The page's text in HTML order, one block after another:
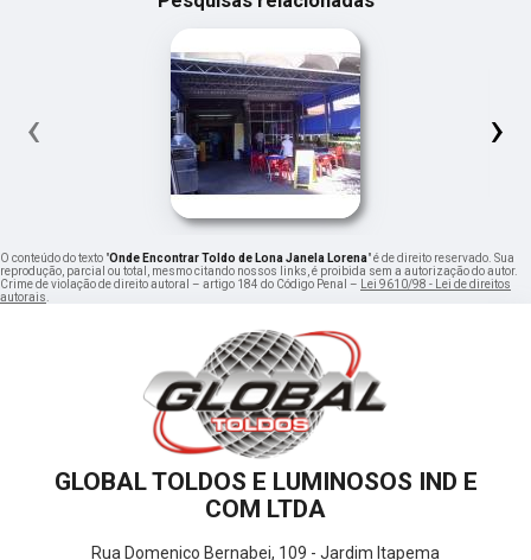
‹ ›
O conteúdo do texto "Onde Encontrar Toldo de Lona Janela Lorena" é de direito reservado. Sua
reprodução, parcial ou total, mesmo citando nossos links, é proibida sem a autorização do autor.
Crime de violação de direito autoral – artigo 184 do Código Penal –
Lei 9610/98 - Lei de direitos
autorais
GLOBAL TOLDOS E LUMINOSOS IND E
COM LTDA
Rua Domenico Bernabei, 109 - Jardim Itapema